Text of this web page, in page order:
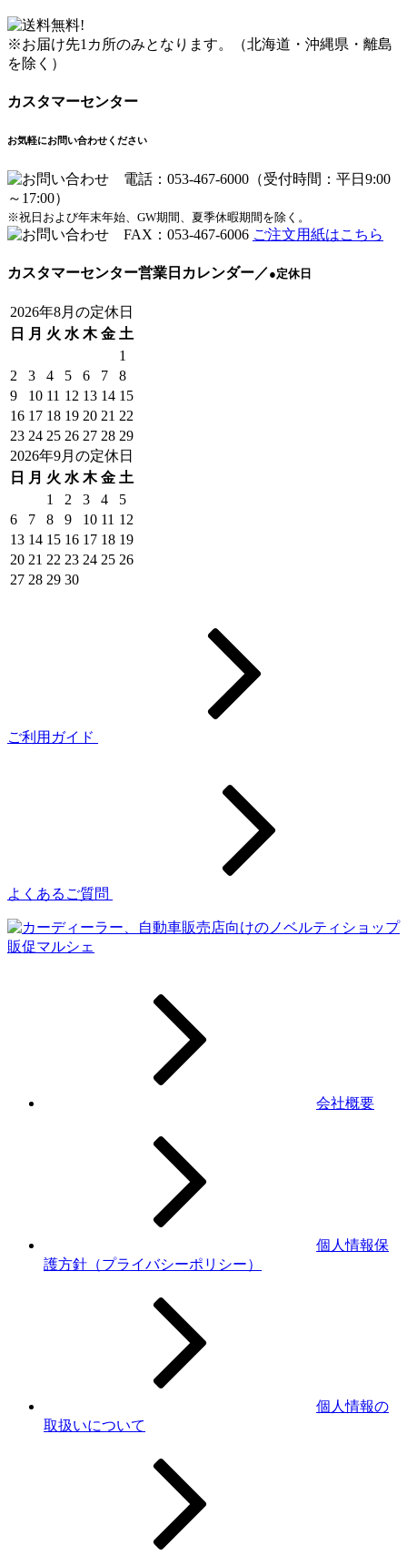
※お届け先1カ所のみとなります。（北海道・沖縄県・離島
を除く）
カスタマーセンター
お気軽にお問い合わせください
※祝日および年末年始、GW期間、夏季休暇期間を除く。
ご注文用紙はこちら
カスタマーセンター営業日カレンダー／●定休日
2026年8月の定休日
日
月 火 水 木 金 土
1
2
3 4 5 6 7
8
9
10 11 12 13 14 15
16 17 18 19 20 21 22
23 24 25 26 27 28 29
2026年9月の定休日
日
月 火 水 木 金 土
1
2 3 4
5
6
7 8 9 10 11 12
13 14 15 16 17 18 19
20 21 22 23 24 25 26
27 28 29 30
ご利用ガイド
よくあるご質問
会社概要
個人情報保
護方針（プライバシーポリシー）
個人情報の
取扱いについて